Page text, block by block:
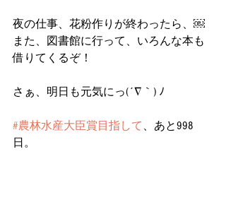
夜の仕事、花粉作りが終わったら、￼
また、図書館に行って、いろんな本も
借りてくるぞ！
さぁ、明日も元気にっ(´∇｀) ﾉ
#農林水産大臣賞目指して 、あと998
日。